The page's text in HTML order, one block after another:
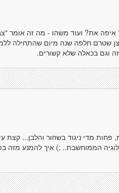
איפה את? ועוד משהו - מה זה אומר
שטרם חלפה שנה מיום שהתחילה
וגם בכאלה שלא קשורים.
מדי ניגוד בשחור והלבן... קצת
הממוחשבת.. ;) איך להמנע מזה